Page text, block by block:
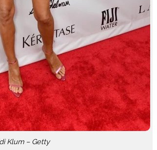
Klum – Getty